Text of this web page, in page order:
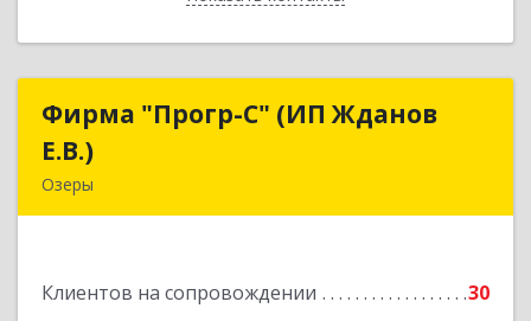
Фирма "Прогр-С" (ИП Жданов
Е.В.)
Озеры
Клиентов на сопровождении 30
Фирма "Прогр-С" (ИП Жданов
Подробнее